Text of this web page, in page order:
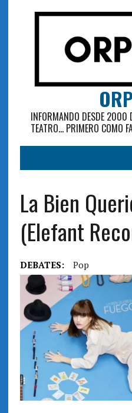
INFORMANDO DESDE 2000
TEATRO... PRIMERO COMO
La Bien
(Elefant
DEBATES: Pop